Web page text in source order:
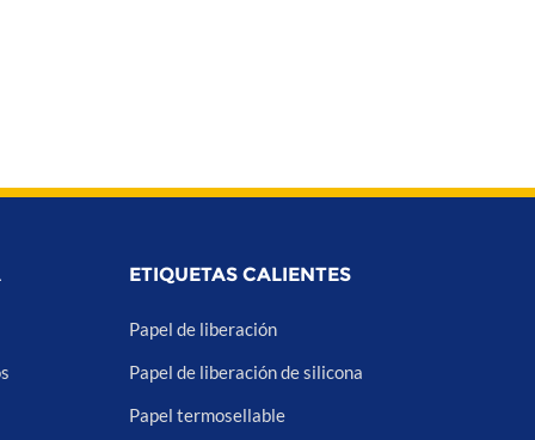
ETIQUETAS CALIENTES
Papel de liberación
Papel de liberación de silicona
Papel termosellable